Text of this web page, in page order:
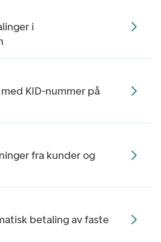
i
KID-nummer på
fra kunder og
betaling av faste